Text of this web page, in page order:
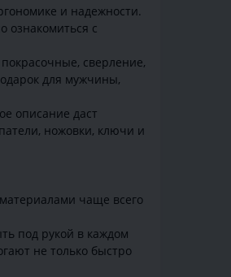
и надежности.
ознакомиться с
сверление,
для мужчины,
описание даст
ножовки, ключи и
чаще всего
под рукой в каждом
не только быстро